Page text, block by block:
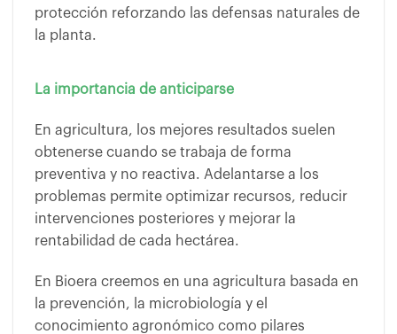
protección reforzando las defensas naturales de
la planta.
La importancia de anticiparse
En agricultura, los mejores resultados suelen
obtenerse cuando se trabaja de forma
preventiva y no reactiva. Adelantarse a los
problemas permite optimizar recursos, reducir
intervenciones posteriores y mejorar la
rentabilidad de cada hectárea.
En Bioera creemos en una agricultura basada en
la prevención, la microbiología y el
conocimiento agronómico como pilares